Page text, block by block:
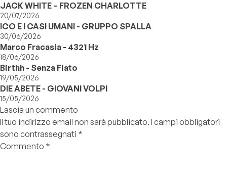
JACK WHITE – FROZEN CHARLOTTE
20/07/2026
ICO E I CASI UMANI - GRUPPO SPALLA
30/06/2026
Marco Fracasia - 4321 Hz
18/06/2026
Birthh - Senza Fiato
19/05/2026
DIE ABETE - GIOVANI VOLPI
15/05/2026
Lascia un commento
Il tuo indirizzo email non sarà pubblicato. I campi obbligatori
sono contrassegnati *
Commento *